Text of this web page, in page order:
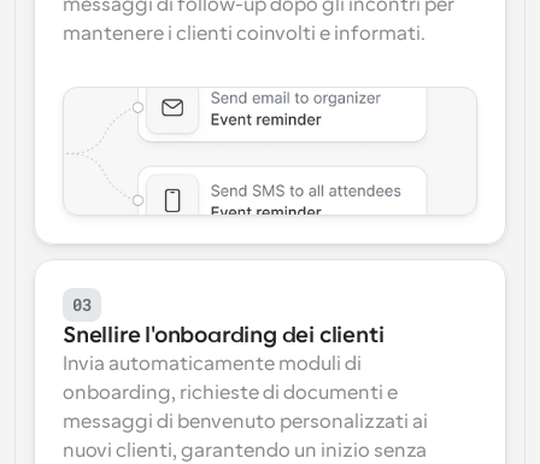
messaggi di follow-up dopo gli incontri per
mantenere i clienti coinvolti e informati.
03
Snellire l'onboarding dei clienti
Invia automaticamente moduli di
onboarding, richieste di documenti e
messaggi di benvenuto personalizzati ai
nuovi clienti, garantendo un inizio senza